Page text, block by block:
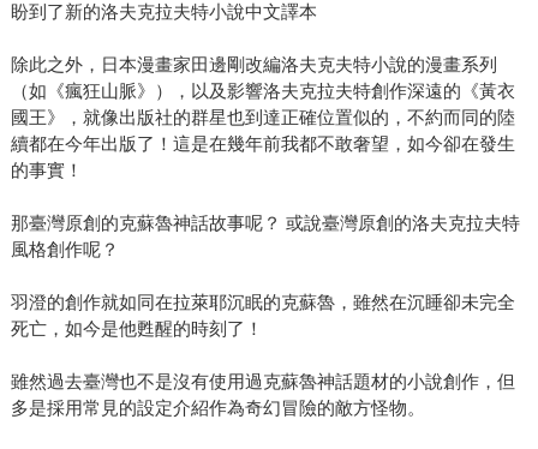
盼到了新的洛夫克拉夫特小說中文譯本
除此之外，日本漫畫家田邊剛改編洛夫克夫特小說的漫畫系列
（如《瘋狂山脈》），以及影響洛夫克拉夫特創作深遠的《黃衣
國王》，就像出版社的群星也到達正確位置似的，不約而同的陸
續都在今年出版了！這是在幾年前我都不敢奢望，如今卻在發生
的事實！
那臺灣原創的克蘇魯神話故事呢？ 或說臺灣原創的洛夫克拉夫特
風格創作呢？
羽澄的創作就如同在拉萊耶沉眠的克蘇魯，雖然在沉睡卻未完全
死亡，如今是他甦醒的時刻了！
雖然過去臺灣也不是沒有使用過克蘇魯神話題材的小說創作，但
多是採用常見的設定介紹作為奇幻冒險的敵方怪物。